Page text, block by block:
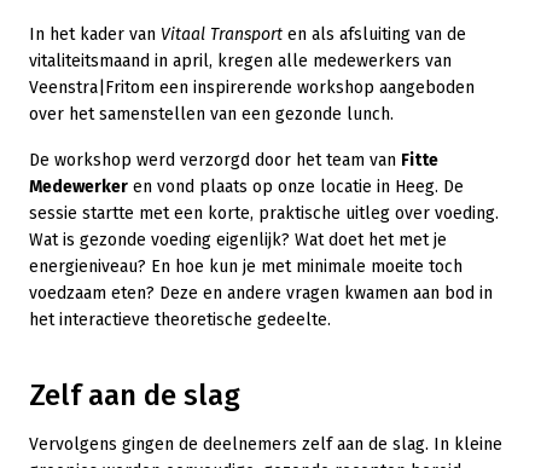
In het kader van Vitaal Transport en als afsluiting van de
vitaliteitsmaand in april, kregen alle medewerkers van
Veenstra|Fritom een inspirerende workshop aangeboden
over het samenstellen van een gezonde lunch.
De workshop werd verzorgd door het team van Fitte
Medewerker en vond plaats op onze locatie in Heeg. De
sessie startte met een korte, praktische uitleg over voeding.
Wat is gezonde voeding eigenlijk? Wat doet het met je
energieniveau? En hoe kun je met minimale moeite toch
voedzaam eten? Deze en andere vragen kwamen aan bod in
het interactieve theoretische gedeelte.
Zelf aan de slag
Vervolgens gingen de deelnemers zelf aan de slag. In kleine